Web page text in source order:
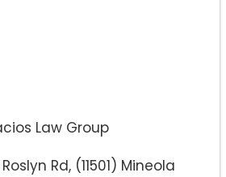
Law Group
Roslyn Rd, (11501) Mineola